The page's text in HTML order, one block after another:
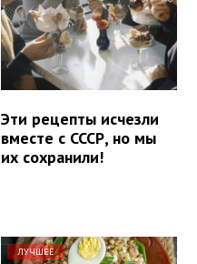
Эти рецепты исчезли
вместе с СССР, но мы
их сохранили!
ЛУЧШЕЕ